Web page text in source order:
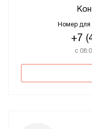
Номер для
+7
с